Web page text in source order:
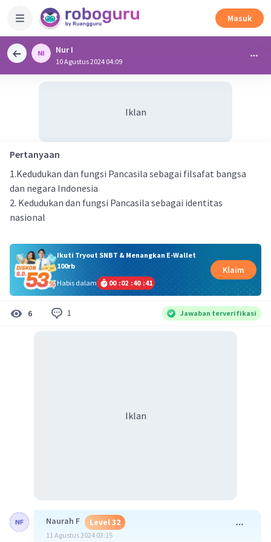
Masuk
Nur I
10 Agustus 2024 04:09
Iklan
Pertanyaan
1.Kedudukan dan fungsi Pancasila sebagai filsafat bangsa
dan negara Indonesia
2. Kedudukan dan fungsi Pancasila sebagai identitas
nasional
Ikuti Tryout SNBT & Menangkan E-Wallet
100rb
Habis dalam
00 :02 :40 :41
Klaim
6 1 Jawaban terverifikasi
Iklan
Naurah F Level 32
11 Agustus 2024 03:15